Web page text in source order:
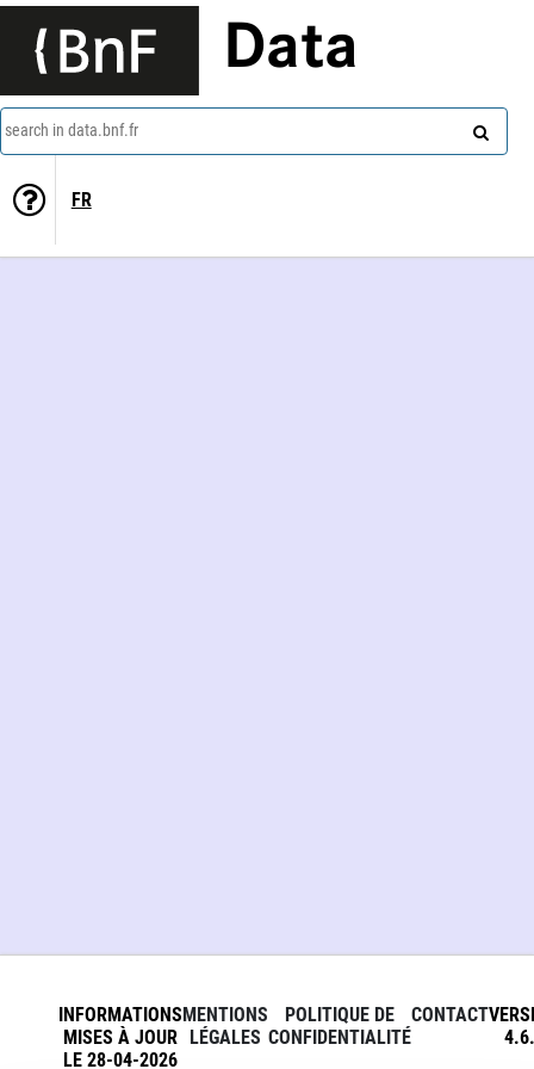
Data
search in data.bnf.fr
FR
INFORMATIONS
MISES À JOUR
LE 28-04-2026
MENTIONS
LÉGALES
POLITIQUE DE
CONFIDENTIALITÉ
CONTACT